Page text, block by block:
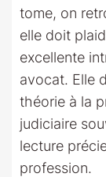
tome, on
elle doit
excellente
avocat. Elle
théorie à la
judiciaire
lecture
profession.